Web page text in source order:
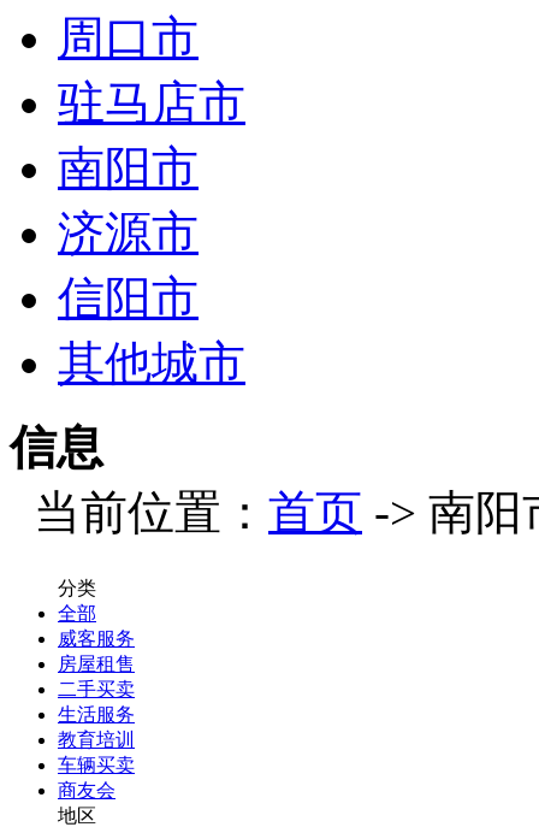
周口市
驻马店市
南阳市
济源市
信阳市
其他城市
信息
当前位置： 首页 -> 南阳
分类
全部
威客服务
房屋租售
二手买卖
生活服务
教育培训
车辆买卖
商友会
地区